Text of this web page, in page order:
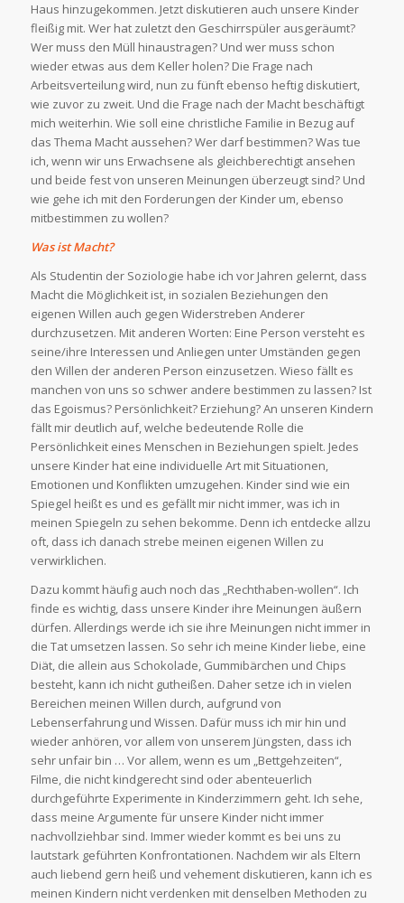
Haus hinzugekommen. Jetzt diskutieren auch unsere Kinder
fleißig mit. Wer hat zuletzt den Geschirrspüler ausgeräumt?
Wer muss den Müll hinaustragen? Und wer muss schon
wieder etwas aus dem Keller holen? Die Frage nach
Arbeitsverteilung wird, nun zu fünft ebenso heftig diskutiert,
wie zuvor zu zweit. Und die Frage nach der Macht beschäftigt
mich weiterhin. Wie soll eine christliche Familie in Bezug auf
das Thema Macht aussehen? Wer darf bestimmen? Was tue
ich, wenn wir uns Erwachsene als gleichberechtigt ansehen
und beide fest von unseren Meinungen überzeugt sind? Und
wie gehe ich mit den Forderungen der Kinder um, ebenso
mitbestimmen zu wollen?
Was ist Macht?
Als Studentin der Soziologie habe ich vor Jahren gelernt, dass
Macht die Möglichkeit ist, in sozialen Beziehungen den
eigenen Willen auch gegen Widerstreben Anderer
durchzusetzen. Mit anderen Worten: Eine Person versteht es
seine/ihre Interessen und Anliegen unter Umständen gegen
den Willen der anderen Person einzusetzen. Wieso fällt es
manchen von uns so schwer andere bestimmen zu lassen? Ist
das Egoismus? Persönlichkeit? Erziehung? An unseren Kindern
fällt mir deutlich auf, welche bedeutende Rolle die
Persönlichkeit eines Menschen in Beziehungen spielt. Jedes
unsere Kinder hat eine individuelle Art mit Situationen,
Emotionen und Konflikten umzugehen. Kinder sind wie ein
Spiegel heißt es und es gefällt mir nicht immer, was ich in
meinen Spiegeln zu sehen bekomme. Denn ich entdecke allzu
oft, dass ich danach strebe meinen eigenen Willen zu
verwirklichen.
Dazu kommt häufig auch noch das „Rechthaben-wollen“. Ich
finde es wichtig, dass unsere Kinder ihre Meinungen äußern
dürfen. Allerdings werde ich sie ihre Meinungen nicht immer in
die Tat umsetzen lassen. So sehr ich meine Kinder liebe, eine
Diät, die allein aus Schokolade, Gummibärchen und Chips
besteht, kann ich nicht gutheißen. Daher setze ich in vielen
Bereichen meinen Willen durch, aufgrund von
Lebenserfahrung und Wissen. Dafür muss ich mir hin und
wieder anhören, vor allem von unserem Jüngsten, dass ich
sehr unfair bin … Vor allem, wenn es um „Bettgehzeiten“,
Filme, die nicht kindgerecht sind oder abenteuerlich
durchgeführte Experimente in Kinderzimmern geht. Ich sehe,
dass meine Argumente für unsere Kinder nicht immer
nachvollziehbar sind. Immer wieder kommt es bei uns zu
lautstark geführten Konfrontationen. Nachdem wir als Eltern
auch liebend gern heiß und vehement diskutieren, kann ich es
meinen Kindern nicht verdenken mit denselben Methoden zu